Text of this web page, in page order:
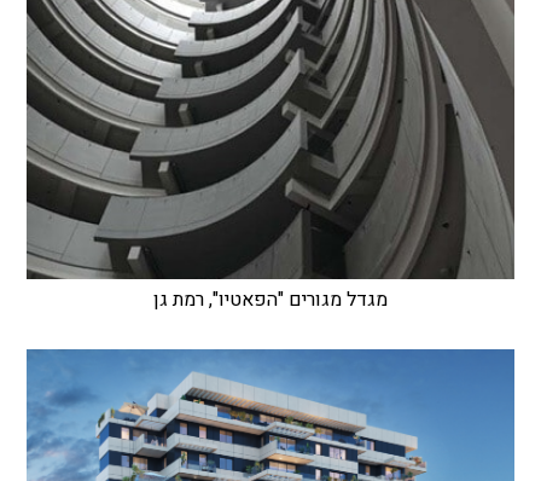
מגדל מגורים "הפאטיו", רמת גן